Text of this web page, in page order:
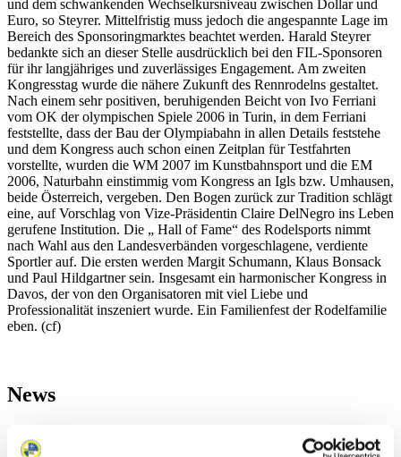
und dem schwankenden Wechselkursniveau zwischen Dollar und
Euro, so Steyrer. Mittelfristig muss jedoch die angespannte Lage im
Bereich des Sponsoringmarktes beachtet werden. Harald Steyrer
bedankte sich an dieser Stelle ausdrücklich bei den FIL-Sponsoren
für ihr langjähriges und zuverlässiges Engagement. Am zweiten
Kongresstag wurde die nähere Zukunft des Rennrodelns gestaltet.
Nach einem sehr positiven, beruhigenden Beicht von Ivo Ferriani
vom OK der olympischen Spiele 2006 in Turin, in dem Ferriani
feststellte, dass der Bau der Olympiabahn in allen Details feststehe
und dem Kongress auch schon einen Zeitplan für Testfahrten
vorstellte, wurden die WM 2007 im Kunstbahnsport und die EM
2006, Naturbahn einstimmig vom Kongress an Igls bzw. Umhausen,
beide Österreich, vergeben. Den Bogen zurück zur Tradition schlägt
eine, auf Vorschlag von Vize-Präsidentin Claire DelNegro ins Leben
gerufene Institution. Die „ Hall of Fame“ des Rodelsports nimmt
nach Wahl aus den Landesverbänden vorgeschlagene, verdiente
Sportler auf. Die ersten werden Margit Schumann, Klaus Bonsack
und Paul Hildgartner sein. Insgesamt ein harmonischer Kongress in
Davos, der von den Organisatoren mit viel Liebe und
Professionalität inszeniert wurde. Ein Familienfest der Rodelfamilie
eben. (cf)
News